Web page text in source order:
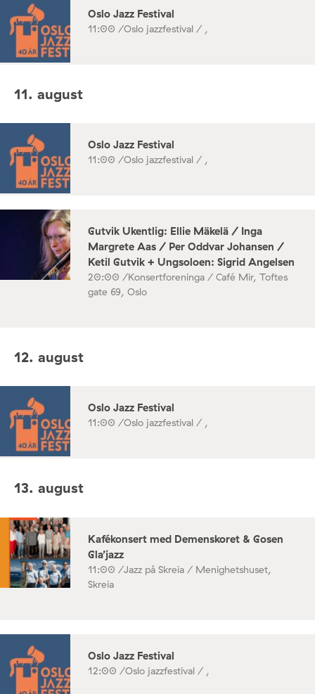
Oslo Jazz Festival
11:00 /Oslo jazzfestival / ,
11. august
Oslo Jazz Festival
11:00 /Oslo jazzfestival / ,
Gutvik Ukentlig: Ellie Mäkelä / Inga
Margrete Aas / Per Oddvar Johansen /
Ketil Gutvik + Ungsoloen: Sigrid Angelsen
20:00 /Konsertforeninga / Café Mir, Toftes
gate 69, Oslo
12. august
Oslo Jazz Festival
11:00 /Oslo jazzfestival / ,
13. august
Kafékonsert med Demenskoret & Gosen
Gla’jazz
11:00 /Jazz på Skreia / Menighetshuset,
Skreia
Oslo Jazz Festival
12:00 /Oslo jazzfestival / ,